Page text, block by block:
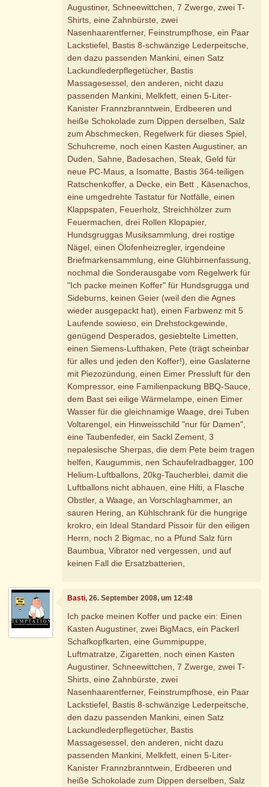
Augustiner, Schneewittchen, 7 Zwerge, zwei T-
Shirts, eine Zahnbürste, zwei
Nasenhaarentferner, Feinstrumpfhose, ein Paar
Lackstiefel, Bastis 8-schwänzige Lederpeitsche,
den dazu passenden Mankini, einen Satz
Lackundlederpflegetücher, Bastis
Massagesessel, den anderen, nicht dazu
passenden Mankini, Melkfett, einen 5-Liter-
Kanister Frannzbranntwein, Erdbeeren und
heiße Schokolade zum Dippen derselben, Salz
zum Abschmecken, Regelwerk für dieses Spiel,
Schuhcreme, noch einen Kasten Augustiner, an
Duden, Sahne, Badesachen, Steak, Geld für
neue PC-Maus, a Isomatte, Bastis 364-teiligen
Ratschenkoffer, a Decke, ein Bett , Käsenachos,
eine umgedrehte Tastatur für Notfälle, einen
Klappspaten, Feuerholz, Streichhölzer zum
Feuermachen, drei Rollen Klopapier,
Hundsgruggas Musiksammlung, drei rostige
Nägel, einen Ölofenheizregler, irgendeine
Briefmarkensammlung, eine Glühbirnenfassung,
nochmal die Sonderausgabe vom Regelwerk für
"Ich packe meinen Koffer" für Hundsgrugga und
Sideburns, keinen Geier (weil den die Agnes
wieder ausgepackt hat), einen Farbwenz mit 5
Laufende sowieso, ein Drehstockgewinde,
genügend Desperados, gesiebtelte Limetten,
einen Siemens-Lufthaken, Pete (trägt scheinbar
für alles und jeden den Koffer!), eine Gaslaterne
mit Piezozündung, einen Eimer Pressluft für den
Kompressor, eine Familienpackung BBQ-Sauce,
dem Bast sei eilige Wärmelampe, einen Eimer
Wasser für die gleichnamige Waage, drei Tuben
Voltarengel, ein Hinweisschild "nur für Damen",
eine Taubenfeder, ein Sackl Zement, 3
nepalesische Sherpas, die dem Pete beim tragen
helfen, Kaugummis, nen Schaufelradbagger, 100
Helium-Luftballons, 20kg-Taucherblei, damit die
Luftballons nicht abhauen, eine Hilti, a Flasche
Obstler, a Waage, an Vorschlaghammer, an
sauren Hering, an Kühlschrank für die hungrige
krokro, ein Ideal Standard Pissoir für den eiligen
Herrn, noch 2 Bigmac, no a Pfund Salz fürn
Baumbua, Vibrator ned vergessen, und auf
keinen Fall die Ersatzbatterien,
Basti, 26. September 2008, um 12:48
Ich packe meinen Koffer und packe ein: Einen
Kasten Augustiner, zwei BigMacs, ein Packerl
Schafkopfkarten, eine Gummipuppe,
Luftmatratze, Zigaretten, noch einen Kasten
Augustiner, Schneewittchen, 7 Zwerge, zwei T-
Shirts, eine Zahnbürste, zwei
Nasenhaarentferner, Feinstrumpfhose, ein Paar
Lackstiefel, Bastis 8-schwänzige Lederpeitsche,
den dazu passenden Mankini, einen Satz
Lackundlederpflegetücher, Bastis
Massagesessel, den anderen, nicht dazu
passenden Mankini, Melkfett, einen 5-Liter-
Kanister Frannzbranntwein, Erdbeeren und
heiße Schokolade zum Dippen derselben, Salz